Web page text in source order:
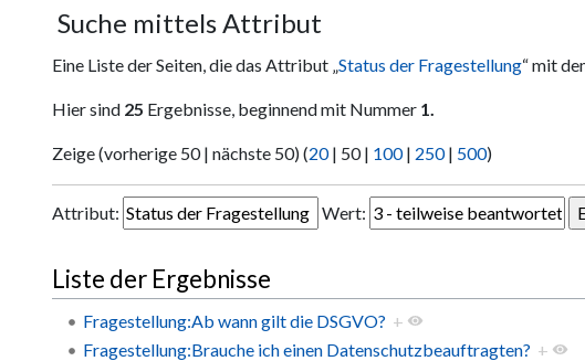
Suche mittels Attribut
Eine Liste der Seiten, die das Attribut „Status der Fragestellung“ mit
Hier sind 25 Ergebnisse, beginnend mit Nummer 1.
Zeige (vorherige 50 | nächste 50) (20| 50| 100| 250| 500)
Attribut: Wert:
Liste der Ergebnisse
Fragestellung:Ab wann gilt die DSGVO? +
Fragestellung:Brauche ich einen Datenschutzbeauftragten? +